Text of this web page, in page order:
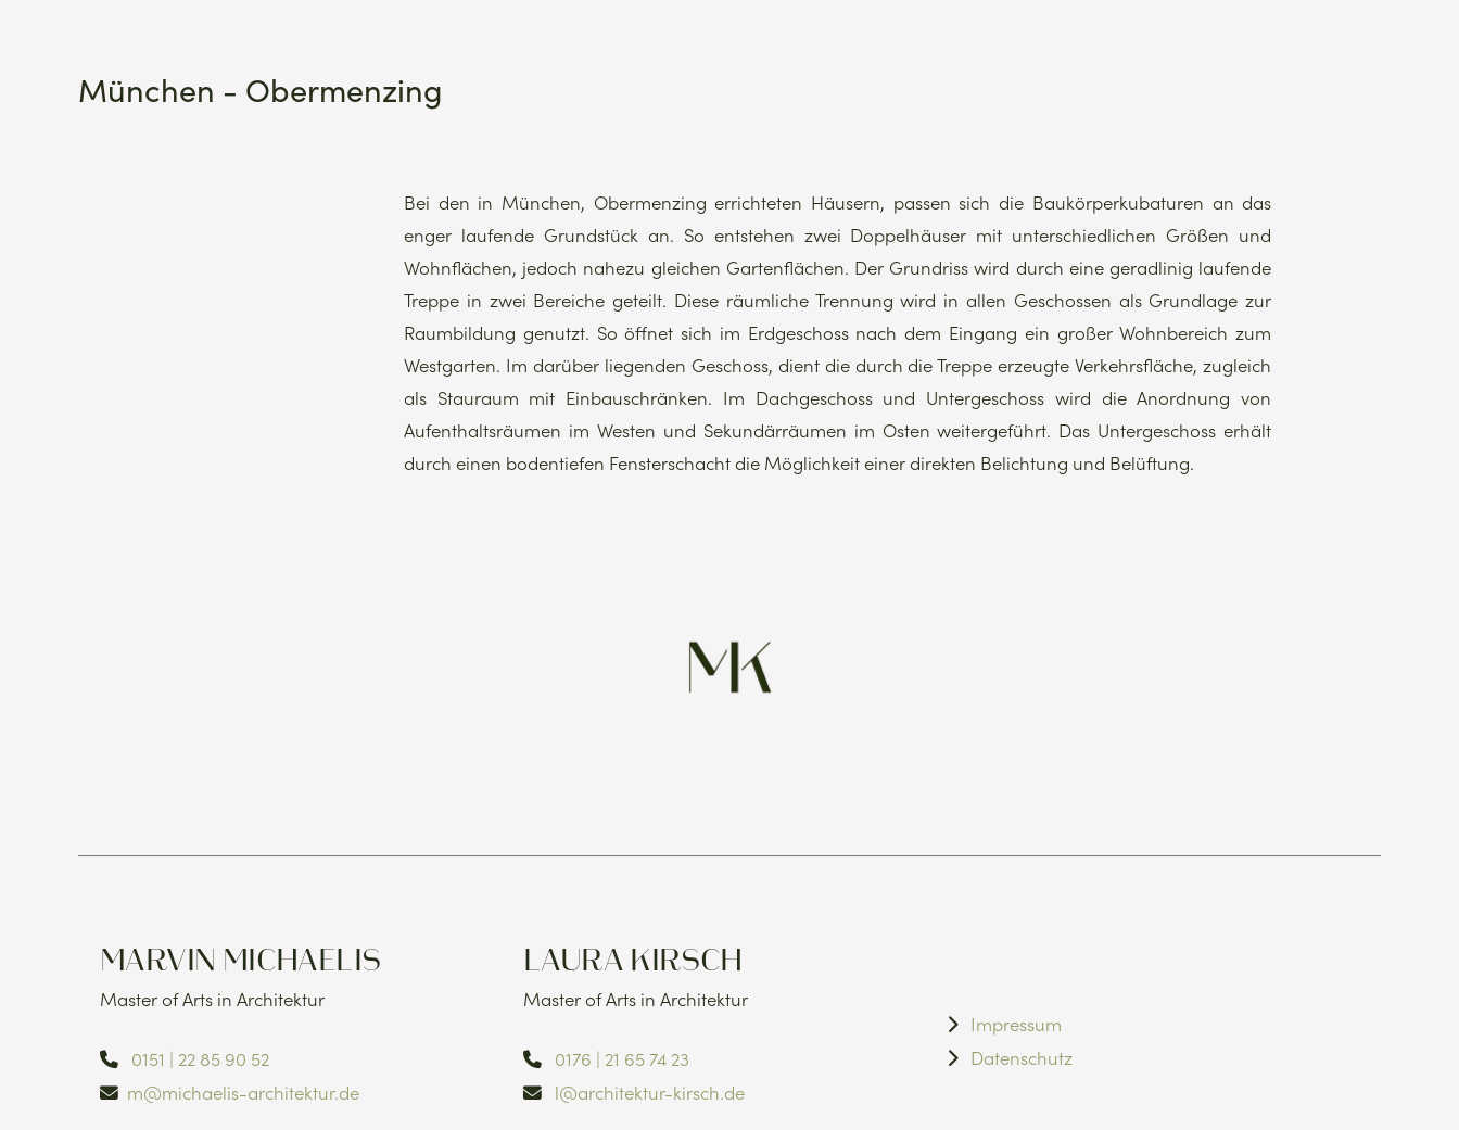
München - Obermenzing
Bei den in München, Obermenzing errichteten Häusern, passen sich die Baukörperkubaturen an das
enger laufende Grundstück an. So entstehen zwei Doppelhäuser mit unterschiedlichen Größen und
Wohnflächen, jedoch nahezu gleichen Gartenflächen. Der Grundriss wird durch eine geradlinig laufende
Treppe in zwei Bereiche geteilt. Diese räumliche Trennung wird in allen Geschossen als Grundlage zur
Raumbildung genutzt. So öffnet sich im Erdgeschoss nach dem Eingang ein großer Wohnbereich zum
Westgarten. Im darüber liegenden Geschoss, dient die durch die Treppe erzeugte Verkehrsfläche, zugleich
als Stauraum mit Einbauschränken. Im Dachgeschoss und Untergeschoss wird die Anordnung von
Aufenthaltsräumen im Westen und Sekundärräumen im Osten weitergeführt. Das Untergeschoss erhält
durch einen bodentiefen Fensterschacht die Möglichkeit einer direkten Belichtung und Belüftung.
MARVIN MICHAELIS
Master of Arts in Architektur
0151 | 22 85 90 52
m@michaelis-architektur.de
LAURA KIRSCH
Master of Arts in Architektur
0176 | 21 65 74 23
l@architektur-kirsch.de
Impressum
Datenschutz